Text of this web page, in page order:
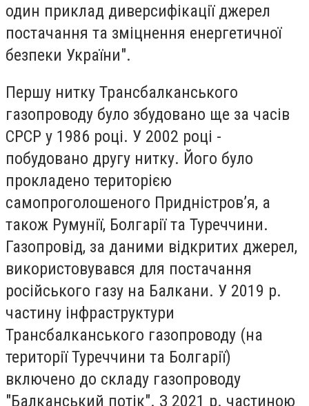
один приклад диверсифікації джерел
постачання та зміцнення енергетичної
безпеки України".
Першу нитку Трансбалканського
газопроводу було збудовано ще за часів
СРСР у 1986 році. У 2002 році -
побудовано другу нитку. Його було
прокладено територією
самопроголошеного Придністров’я, а
також Румунії, Болгарії та Туреччини.
Газопровід, за даними відкритих джерел,
використовувався для постачання
російського газу на Балкани. У 2019 р.
частину інфраструктури
Трансбалканського газопроводу (на
території Туреччини та Болгарії)
включено до складу газопроводу
"Балканський потік". З 2021 р. частиною